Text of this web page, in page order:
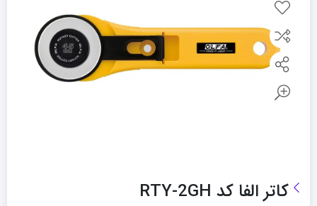
کاتر الفا کد RTY-2GH